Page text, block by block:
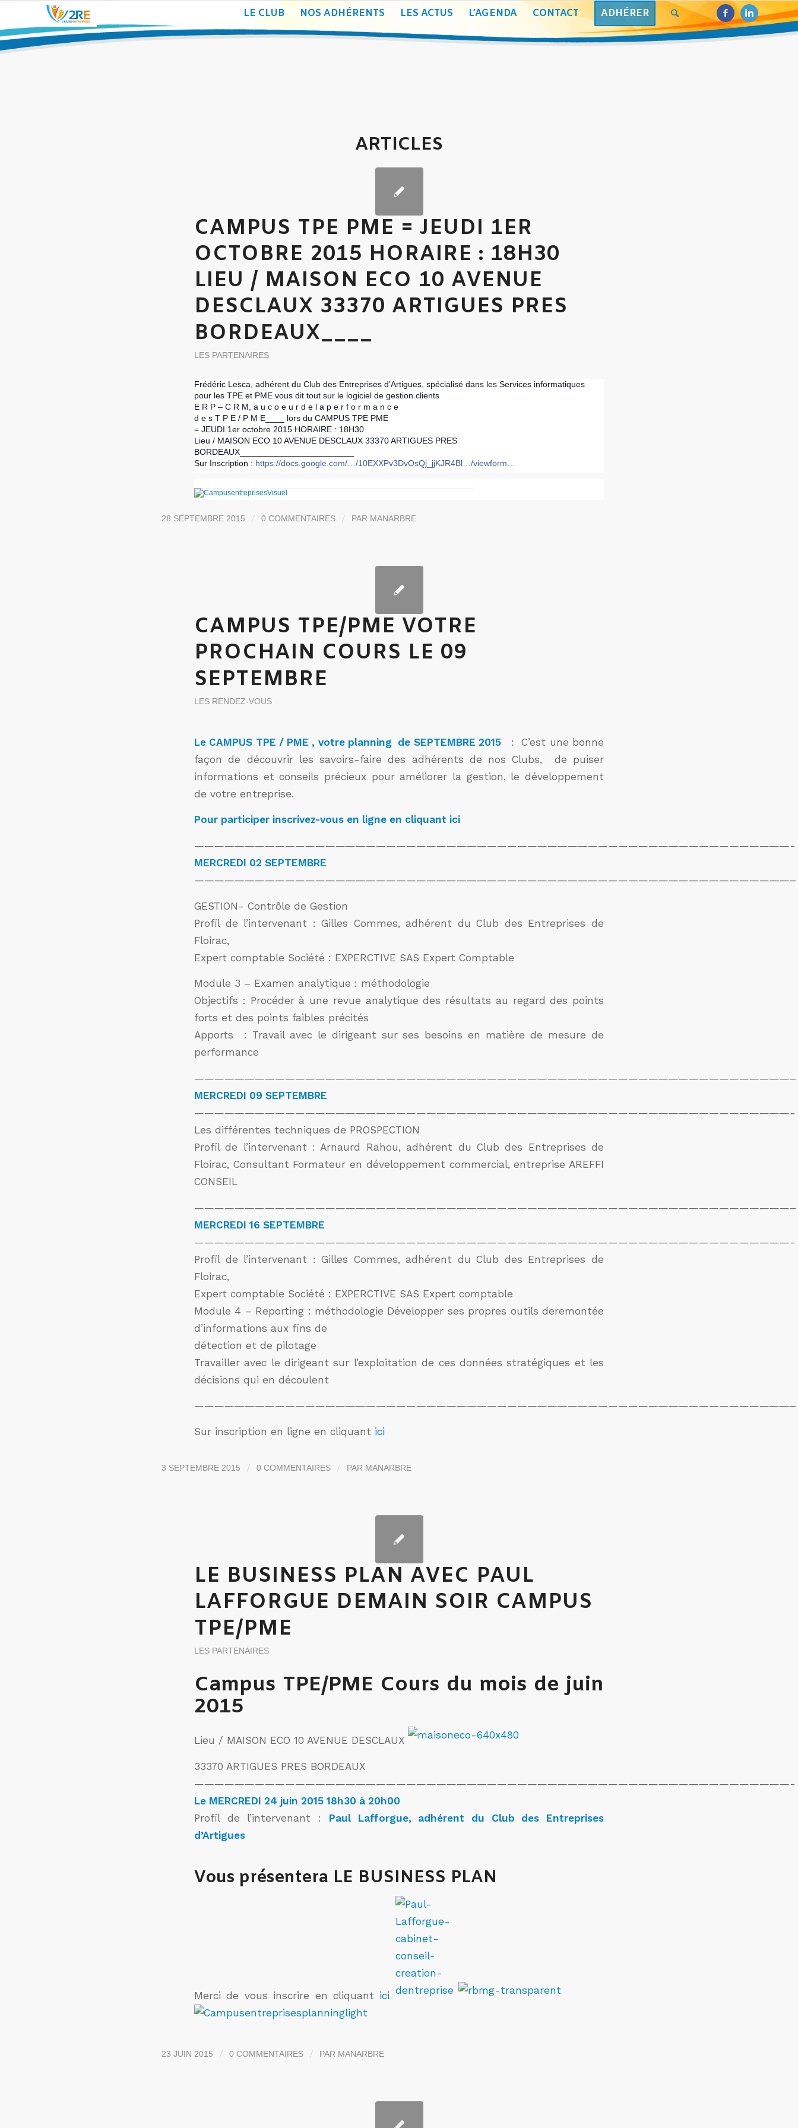
LE CLUB NOS ADHÉRENTS LES ACTUS L’AGENDA CONTACT ADHÉRER
ARTICLES
CAMPUS TPE PME = JEUDI 1ER
OCTOBRE 2015 HORAIRE : 18H30
LIEU / MAISON ECO 10 AVENUE
DESCLAUX 33370 ARTIGUES PRES
BORDEAUX____
LES PARTENAIRES
Frédéric Lesca, adhérent du Club des Entreprises d’Artigues, spécialisé dans les Services informatiques
pour les TPE et PME vous dit tout sur le logiciel de gestion clients
E R P – C R M, a u c o e u r d e l a p e r f o r m a n c e
d e s T P E / P M E____ lors du CAMPUS TPE PME
= JEUDI 1er octobre 2015 HORAIRE : 18H30
Lieu / MAISON ECO 10 AVENUE DESCLAUX 33370 ARTIGUES PRES
BORDEAUX________________________
Sur Inscription : https://docs.google.com/…/10EXXPv3DvOsQj_jjKJR4Bl…/viewform…
28 SEPTEMBRE 2015 / 0 COMMENTAIRES / PAR MANARBRE
CAMPUS TPE/PME VOTRE
PROCHAIN COURS LE 09
SEPTEMBRE
LES RENDEZ-VOUS
Le CAMPUS TPE / PME , votre planning de SEPTEMBRE 2015
: C’est une bonne
façon de découvrir les savoirs-faire des adhérents de nos Clubs, de puiser
informations et conseils précieux pour améliorer la gestion, le développement
de votre entreprise.
Pour participer inscrivez-vous en ligne en cliquant ici
———————————————————————————————————————————————————————————-
MERCREDI 02 SEPTEMBRE
———————————————————————————————————————————————————————————–
GESTION- Contrôle de Gestion
Profil de l’intervenant : Gilles Commes, adhérent du Club des Entreprises de
Floirac,
Expert comptable Société : EXPERCTIVE SAS Expert Comptable
Module 3 – Examen analytique : méthodologie
Objectifs : Procéder à une revue analytique des résultats au regard des points
forts et des points faibles précités
Apports : Travail avec le dirigeant sur ses besoins en matière de mesure de
performance
———————————————————————————————————————————————————————————–
MERCREDI 09 SEPTEMBRE
———————————————————————————————————————————————————————————-
Les différentes techniques de PROSPECTION
Profil de l’intervenant : Arnaurd Rahou, adhérent du Club des Entreprises de
Floirac, Consultant Formateur en développement commercial, entreprise AREFFI
CONSEIL
———————————————————————————————————————————————————————————–
MERCREDI 16 SEPTEMBRE
———————————————————————————————————————————————————————————-
Profil de l’intervenant : Gilles Commes, adhérent du Club des Entreprises de
Floirac,
Expert comptable Société : EXPERCTIVE SAS Expert comptable
Module 4 – Reporting : méthodologie Développer ses propres outils deremontée
d’informations aux fins de
détection et de pilotage
Travailler avec le dirigeant sur l’exploitation de ces données stratégiques et les
décisions qui en découlent
———————————————————————————————————————————————————————————–
Sur inscription en ligne en cliquant ici
3 SEPTEMBRE 2015 / 0 COMMENTAIRES / PAR MANARBRE
LE BUSINESS PLAN AVEC PAUL
LAFFORGUE DEMAIN SOIR CAMPUS
TPE/PME
LES PARTENAIRES
Campus TPE/PME Cours du mois de juin
2015
Lieu / MAISON ECO 10 AVENUE DESCLAUX
33370 ARTIGUES PRES BORDEAUX
———————————————————————————————————————————————————————————-
Le MERCREDI 24 juin 2015 18h30 à 20h00
Profil de l’intervenant : Paul Lafforgue, adhérent du Club des Entreprises
d’Artigues
Vous présentera LE BUSINESS PLAN
Merci de vous inscrire en cliquant ici
23 JUIN 2015 / 0 COMMENTAIRES / PAR MANARBRE